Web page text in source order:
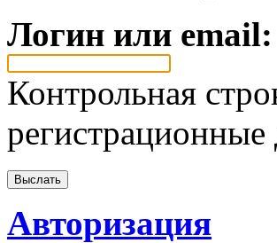
Логин или email:
Контрольная
Авторизация